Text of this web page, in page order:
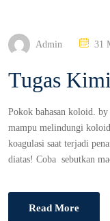
Admin
P
T
31
Tugas
Pokok bahasan koloid.
mampu melindungi
koagulasi saat terjadi
diatas! Coba sebutkan
Read More